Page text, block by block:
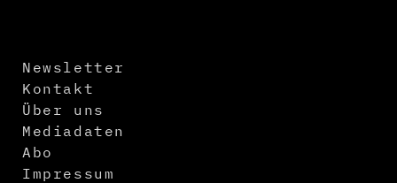
Newsletter
Kontakt
Über uns
Mediadaten
Abo
Impressum